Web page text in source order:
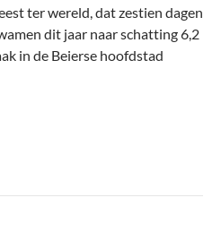
ter wereld, dat zestien dagen
dit jaar naar schatting 6,2
in de Beierse hoofdstad